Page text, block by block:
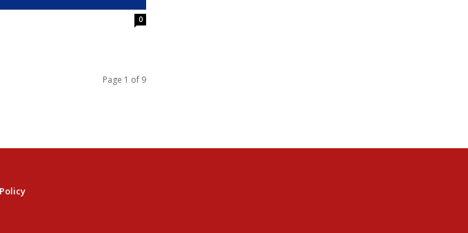
0
Page 1 of 9